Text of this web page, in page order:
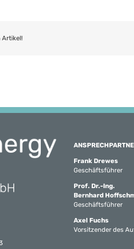
Artikel!
Frank Drewes
Geschäftsführer
Prof. Dr.-Ing.
Bernhard
Geschäftsführer
Axel Fuchs
Vorsitzender des